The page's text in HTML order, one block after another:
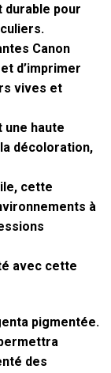
durable pour
Canon
d’imprimer
vives et
une haute
décoloration,
cette
à
avec cette
pigmentée.
des